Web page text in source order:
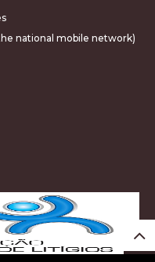
national mobile network)